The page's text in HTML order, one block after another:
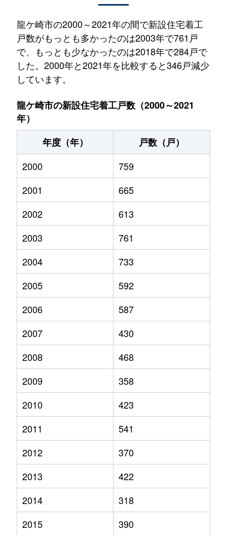
龍ケ崎市の2000～2021年の間で新設住宅着工
戸数がもっとも多かったのは2003年で761戸
で、もっとも少なかったのは2018年で284戸で
した。2000年と2021年を比較すると346戸減少
しています。
龍ケ崎市の新設住宅着工戸数（2000～2021
年）
年度（年）
戸数（戸）
2000
759
2001
665
2002
613
2003
761
2004
733
2005
592
2006
587
2007
430
2008
468
2009
358
2010
423
2011
541
2012
370
2013
422
2014
318
2015
390